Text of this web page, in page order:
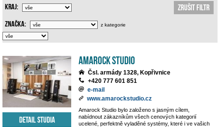
Zrušit filtr
Kraj:
Značka: z kategorie
Amarock Studio
Čsl. armády 1328, Kopřivnice
+420 777 601 851
e-mail
www.amarockstudio.cz
Amarock Studio bylo založeno s jasným cílem,
nabídnout zákazníkům všech cenových kategorií
ucelené, perfektně vyladěné systémy, které i ve vašich
Detail studia